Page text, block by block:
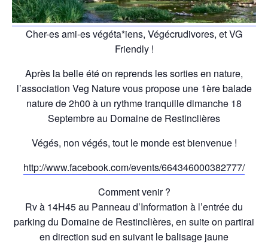
Cher-es ami-es végéta*iens, Végécrudivores, et VG
Friendly !
Après la belle été on reprends les sorties en nature,
l’association Veg Nature vous propose une 1ère balade
nature de 2h00 à un rythme tranquille dimanche 18
Septembre au Domaine de Restinclières
Végés, non végés, tout le monde est bienvenue !
http://www.facebook.com/events/664346000382777/
Comment venir ?
Rv à 14H45 au Panneau d’Information à l’entrée du
parking du Domaine de Restinclières, en suite on partirai
en direction sud en suivant le balisage jaune